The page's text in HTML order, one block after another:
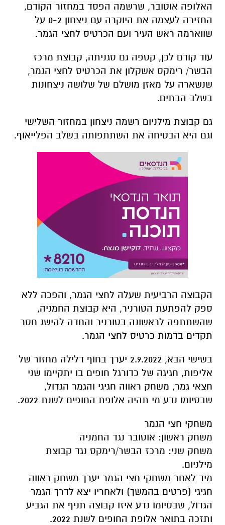
האלופה אוטובר, שרשמה הפסד במחזור הקודם,
החזירה לעצמה את היוקרה עם ניצחון 0-2 על
שווארמה ראש העיר ועם הכרטיס לחצי הגמר.
עוד קודם לכן, קטפה גם סגניתה, קבוצת מרכז
הבשר/ רימקס אשקלון את הכרטיס לחצי הגמר,
שנשארה על מאזן מושלם של שלושה ניצחונות
בשלב הבתים.
גם קבוצת מילניום רשמה ניצחון במחזור השלישי
וגם היא הבטיחה את השתתפותה בשלב הפלייאוף.
הקבוצה הרביעית שעלה לחצי הגמר, והפכה ללא
ספק להפתעת הטורניר, היא קבוצת החמניה,
שהשתתפה לראשונה בטורניר והחדה להישג חסר
תקדים בדמות כרטיס לחצי הגמר.
בשישי הבא, 2.9.2022 יערך בחוף דלילה מחזור של
אליפות, חגיגה של כדורגל חופים בו יתקיימו שני
חצאי גמר, משחק ראווה חגיגי והגמר הגדול,
שבסיומו נדע מי תהיה אלופת החופים לשנת 2022.
משחקי חצי הגמר
משחק ראשון: אוטובר נגד החמניה
משחק שני: מרכז הבשר/רימקס נגד קבוצת
מילניום.
מיד לאחר משחקי חצי הגמר יערך משחק ראווה
חגיגי (פרטים בהמשך) ולאחריו יצא לדרך הגמר
הגדול, שבסיומו נדע איזו קבוצה תניף את הגביע
ותזכה בתואר אלופת החופים לשנת 2022.